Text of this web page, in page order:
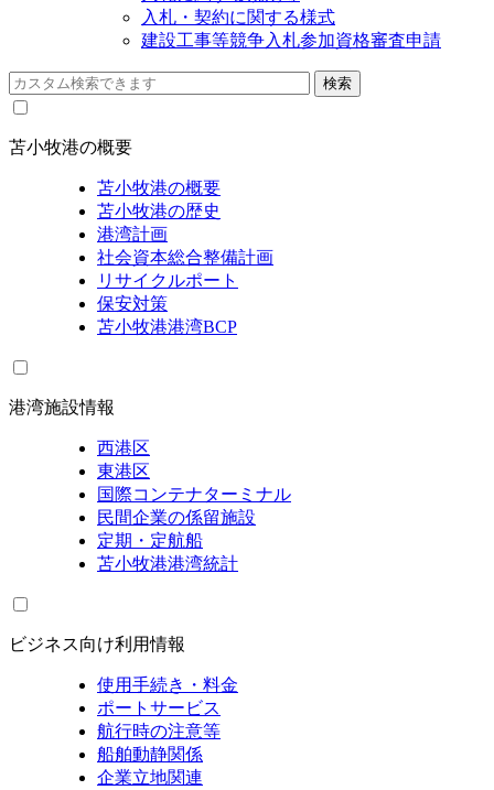
入札・契約に関する様式
建設工事等競争入札参加資格審査申請
苫小牧港の概要
苫小牧港の概要
苫小牧港の歴史
港湾計画
社会資本総合整備計画
リサイクルポート
保安対策
苫小牧港港湾BCP
港湾施設情報
西港区
東港区
国際コンテナターミナル
民間企業の係留施設
定期・定航船
苫小牧港港湾統計
ビジネス向け利用情報
使用手続き・料金
ポートサービス
航行時の注意等
船舶動静関係
企業立地関連